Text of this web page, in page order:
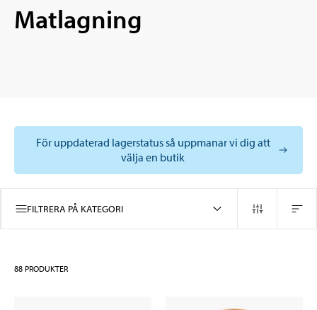
Matlagning
För uppdaterad lagerstatus så uppmanar vi dig att
välja en butik
FILTRERA PÅ KATEGORI
88 PRODUKTER